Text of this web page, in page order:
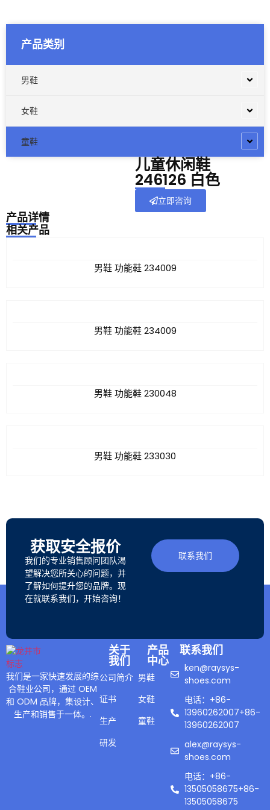
产品类别
男鞋
女鞋
童鞋
儿童休闲鞋
246126 白色
立即咨询
产品详情
相关产品
男鞋 功能鞋 234009
男鞋 功能鞋 234009
男鞋 功能鞋 230048
男鞋 功能鞋 233030
获取安全报价
我们的专业销售顾问团队渴
望解决您所关心的问题，并
了解如何提升您的品牌。现
在就联系我们，开始咨询！
联系我们
我们是一家快速发展的综
合鞋业公司，通过 OEM
和 ODM 品牌，集设计、
生产和销售于一体。.
关于
我们
公司简介
证书
生产
研发
产品
中心
男鞋
女鞋
童鞋
联系我们
ken@raysys-
shoes.com
电话：+86-
13960262007+86-
13960262007
alex@raysys-
shoes.com
电话：+86-
13505058675+86-
13505058675